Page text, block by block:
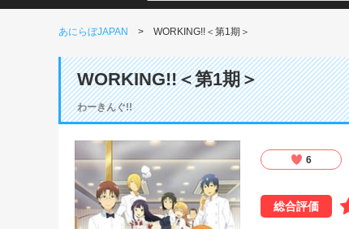
あにらぼJAPAN WORKING!!＜第1期＞
WORKING!!＜第1期＞
わーきんぐ!!
6
総合評価